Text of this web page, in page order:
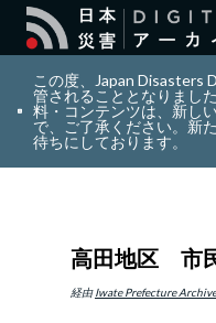
layers
info_outline
この度、Japan Disasters
管されることとなりまし
料・コンテンツは、新し
で、ご了承ください。新
待ちにしております。
高田地区 市
経由 Iwate Prefecture Archive